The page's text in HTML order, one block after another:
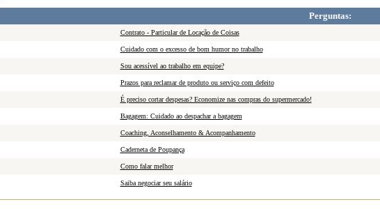
Perguntas:
Contrato - Particular de Locação de Coisas
Cuidado com o excesso de bom humor no trabalho
Sou acessível ao trabalho em equipe?
Prazos para reclamar de produto ou serviço com defeito
É preciso cortar despesas? Economize nas compras do supermercado!
Bagagem: Cuidado ao despachar a bagagem
Coaching, Aconselhamento & Acompanhamento
Caderneta de Poupança
Como falar melhor
Saiba negociar seu salário